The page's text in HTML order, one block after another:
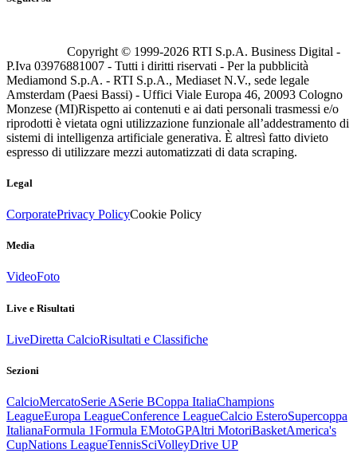
Copyright © 1999-2026 RTI S.p.A. Business Digital -
P.Iva 03976881007 - Tutti i diritti riservati - Per la pubblicità
Mediamond S.p.A. - RTI S.p.A., Mediaset N.V., sede legale
Amsterdam (Paesi Bassi) - Uffici Viale Europa 46, 20093 Cologno
Monzese (MI)Rispetto ai contenuti e ai dati personali trasmessi e/o
riprodotti è vietata ogni utilizzazione funzionale all’addestramento di
sistemi di intelligenza artificiale generativa. È altresì fatto divieto
espresso di utilizzare mezzi automatizzati di data scraping.
Legal
CorporatePrivacy PolicyCookie Policy
Media
VideoFoto
Live e Risultati
LiveDiretta CalcioRisultati e Classifiche
Sezioni
CalcioMercatoSerie ASerie BCoppa ItaliaChampions
LeagueEuropa LeagueConference LeagueCalcio EsteroSupercoppa
ItalianaFormula 1Formula EMotoGPAltri MotoriBasketAmerica's
CupNations LeagueTennisSciVolleyDrive UP